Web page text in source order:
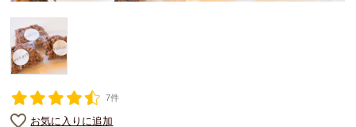
7件
お気に入りに追加